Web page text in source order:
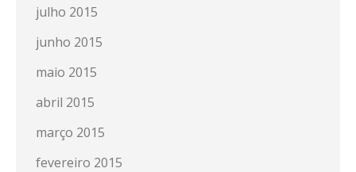
julho 2015
junho 2015
maio 2015
abril 2015
março 2015
fevereiro 2015